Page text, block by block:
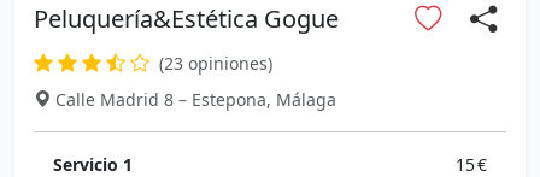
Peluquería&Estética Gogue
(23 opiniones)
Calle Madrid 8 – Estepona, Málaga
Servicio 1 15 €